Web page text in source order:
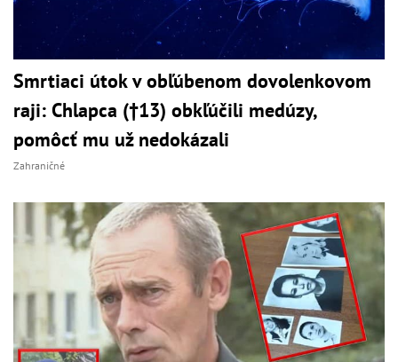
Smrtiaci útok v obľúbenom dovolenkovom
raji: Chlapca (†13) obkľúčili medúzy,
pomôcť mu už nedokázali
Zahraničné